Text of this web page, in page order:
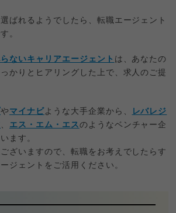
ばれるようでしたら、転職エージェント
。
ないキャリアエージェント は、あなたの
かりとヒアリングした上で、求人のご提
や マイナビ ような大手企業から、
レバレジ
、 エス・エム・エスのようなベンチャー企
ます。
ざいますので、転職をお考えでしたらす
ジェントをご活用ください。